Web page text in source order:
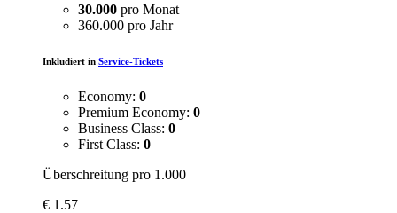
30.000 pro Monat
360.000 pro Jahr
Inkludiert in Service-Tickets
Economy: 0
Premium Economy: 0
Business Class: 0
First Class: 0
Überschreitung pro 1.000
€ 1.57